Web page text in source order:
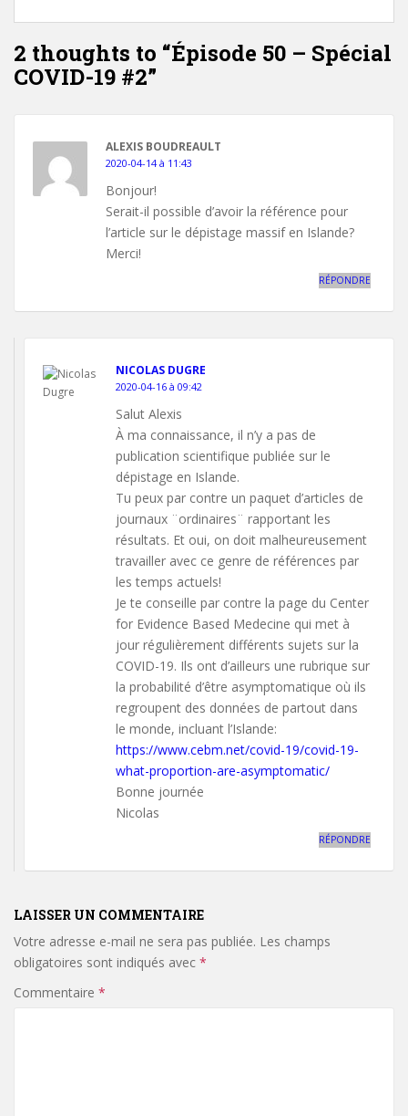
2 thoughts to “Épisode 50 – Spécial
COVID-19 #2”
ALEXIS BOUDREAULT
2020-04-14 à 11:43
Bonjour!
Serait-il possible d’avoir la référence pour
l’article sur le dépistage massif en Islande?
Merci!
RÉPONDRE
NICOLAS DUGRE
2020-04-16 à 09:42
Salut Alexis
À ma connaissance, il n’y a pas de
publication scientifique publiée sur le
dépistage en Islande.
Tu peux par contre un paquet d’articles de
journaux ¨ordinaires¨ rapportant les
résultats. Et oui, on doit malheureusement
travailler avec ce genre de références par
les temps actuels!
Je te conseille par contre la page du Center
for Evidence Based Medecine qui met à
jour régulièrement différents sujets sur la
COVID-19. Ils ont d’ailleurs une rubrique sur
la probabilité d’être asymptomatique où ils
regroupent des données de partout dans
le monde, incluant l’Islande:
https://www.cebm.net/covid-19/covid-19-
what-proportion-are-asymptomatic/
Bonne journée
Nicolas
RÉPONDRE
LAISSER UN COMMENTAIRE
Votre adresse e-mail ne sera pas publiée. Les champs
obligatoires sont indiqués avec *
Commentaire *